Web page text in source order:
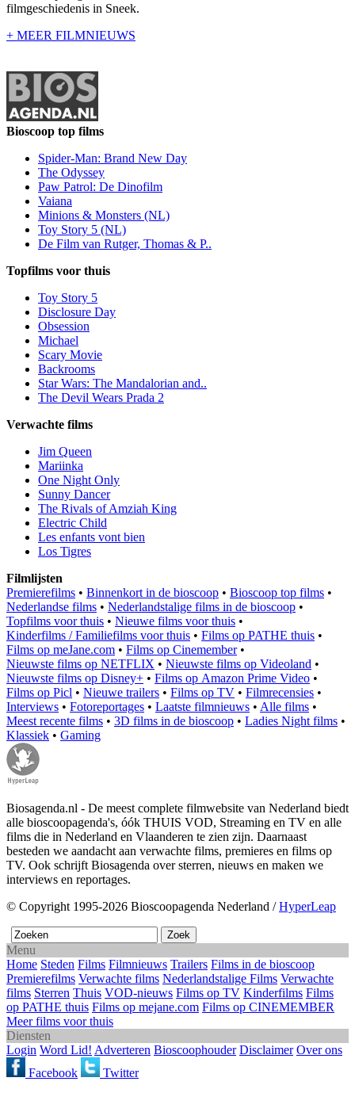
filmgeschiedenis in Sneek.
+ MEER FILMNIEUWS
Bioscoop top films
Spider-Man: Brand New Day
The Odyssey
Paw Patrol: De Dinofilm
Vaiana
Minions & Monsters (NL)
Toy Story 5 (NL)
De Film van Rutger, Thomas & P..
Topfilms voor thuis
Toy Story 5
Disclosure Day
Obsession
Michael
Scary Movie
Backrooms
Star Wars: The Mandalorian and..
The Devil Wears Prada 2
Verwachte films
Jim Queen
Mariinka
One Night Only
Sunny Dancer
The Rivals of Amziah King
Electric Child
Les enfants vont bien
Los Tigres
Filmlijsten
Premierefilms • Binnenkort in de bioscoop • Bioscoop top films •
Nederlandse films • Nederlandstalige films in de bioscoop •
Topfilms voor thuis • Nieuwe films voor thuis •
Kinderfilms / Familiefilms voor thuis • Films op PATHE thuis •
Films op meJane.com • Films op Cinemember•
Nieuwste films op NETFLIX • Nieuwste films op Videoland •
Nieuwste films op Disney+ • Films op Amazon Prime Video •
Films op Picl • Nieuwe trailers • Films op TV • Filmrecensies •
Interviews • Fotoreportages • Laatste filmnieuws • Alle films •
Meest recente films • 3D films in de bioscoop • Ladies Night films •
Klassiek • Gaming
Biosagenda.nl - De meest complete filmwebsite van Nederland biedt
alle bioscoopagenda's, óók THUIS VOD, Streaming en TV en alle
films die in Nederland en Vlaanderen te zien zijn. Daarnaast
besteden we aandacht aan verwachte films, premieres en films op
TV. Ook schrijft Biosagenda over sterren, nieuws en maken we
interviews en reportages.
© Copyright 1995-2026 Bioscoopagenda Nederland /HyperLeap
Menu
Home Steden Films Filmnieuws Trailers Films in de bioscoop
Premierefilms Verwachte films Nederlandstalige Films Verwachte
films Sterren Thuis VOD-nieuws Films op TV Kinderfilms Films
op PATHE thuis Films op mejane.com Films op CINEMEMBER
Meer films voor thuis
Diensten
Login Word Lid! Adverteren Bioscoophouder Disclaimer Over ons
Facebook
Twitter